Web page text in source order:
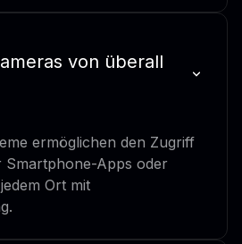
von überall
ermöglichen den Zugriff
Smartphone-Apps oder
Ort mit